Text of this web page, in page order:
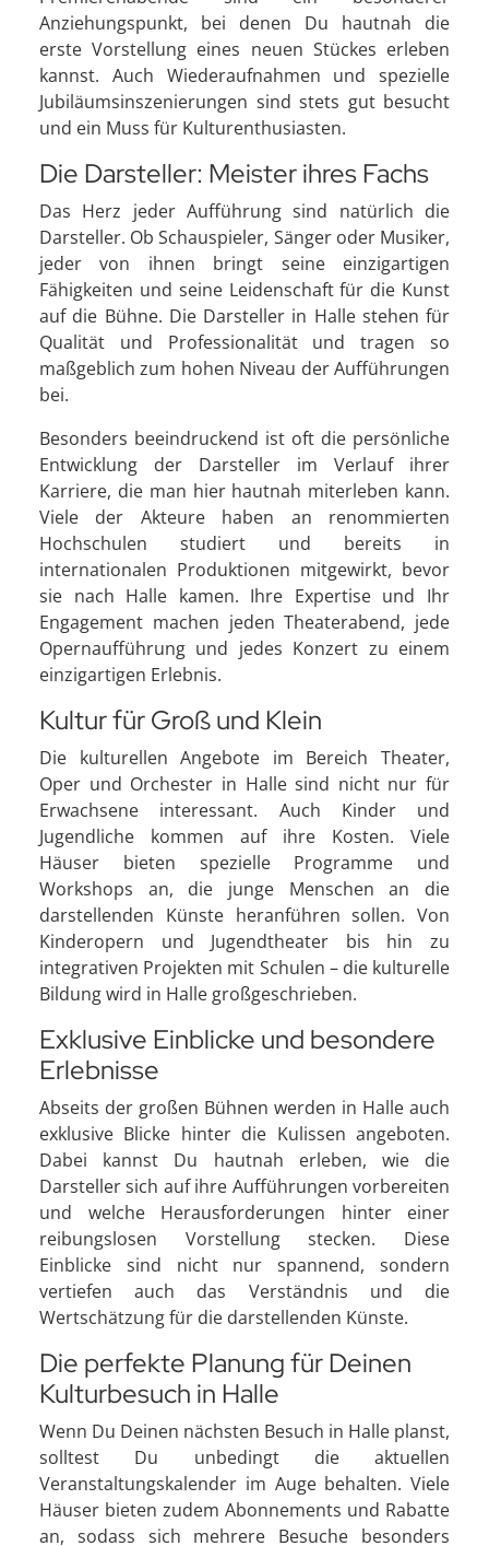
Anziehungspunkt, bei denen Du hautnah die
erste Vorstellung eines neuen Stückes erleben
kannst. Auch Wiederaufnahmen und spezielle
Jubiläumsinszenierungen sind stets gut besucht
und ein Muss für Kulturenthusiasten.
Die Darsteller: Meister ihres Fachs
Das Herz jeder Aufführung sind natürlich die
Darsteller. Ob Schauspieler, Sänger oder Musiker,
jeder von ihnen bringt seine einzigartigen
Fähigkeiten und seine Leidenschaft für die Kunst
auf die Bühne. Die Darsteller in Halle stehen für
Qualität und Professionalität und tragen so
maßgeblich zum hohen Niveau der Aufführungen
bei.
Besonders beeindruckend ist oft die persönliche
Entwicklung der Darsteller im Verlauf ihrer
Karriere, die man hier hautnah miterleben kann.
Viele der Akteure haben an renommierten
Hochschulen studiert und bereits in
internationalen Produktionen mitgewirkt, bevor
sie nach Halle kamen. Ihre Expertise und Ihr
Engagement machen jeden Theaterabend, jede
Opernaufführung und jedes Konzert zu einem
einzigartigen Erlebnis.
Kultur für Groß und Klein
Die kulturellen Angebote im Bereich Theater,
Oper und Orchester in Halle sind nicht nur für
Erwachsene interessant. Auch Kinder und
Jugendliche kommen auf ihre Kosten. Viele
Häuser bieten spezielle Programme und
Workshops an, die junge Menschen an die
darstellenden Künste heranführen sollen. Von
Kinderopern und Jugendtheater bis hin zu
integrativen Projekten mit Schulen – die kulturelle
Bildung wird in Halle großgeschrieben.
Exklusive Einblicke und besondere
Erlebnisse
Abseits der großen Bühnen werden in Halle auch
exklusive Blicke hinter die Kulissen angeboten.
Dabei kannst Du hautnah erleben, wie die
Darsteller sich auf ihre Aufführungen vorbereiten
und welche Herausforderungen hinter einer
reibungslosen Vorstellung stecken. Diese
Einblicke sind nicht nur spannend, sondern
vertiefen auch das Verständnis und die
Wertschätzung für die darstellenden Künste.
Die perfekte Planung für Deinen
Kulturbesuch in Halle
Wenn Du Deinen nächsten Besuch in Halle planst,
solltest Du unbedingt die aktuellen
Veranstaltungskalender im Auge behalten. Viele
Häuser bieten zudem Abonnements und Rabatte
an, sodass sich mehrere Besuche besonders